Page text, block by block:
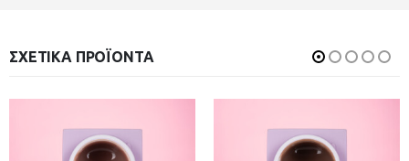
ΣΧΕΤΙΚΆ ΠΡΟΪΌΝΤΑ